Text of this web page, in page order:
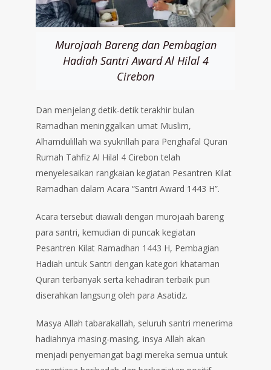
Murojaah Bareng dan Pembagian
Hadiah Santri Award Al Hilal 4
Cirebon
Dan menjelang detik-detik terakhir bulan
Ramadhan meninggalkan umat Muslim,
Alhamdulillah wa syukrillah para Penghafal Quran
Rumah Tahfiz Al Hilal 4 Cirebon telah
menyelesaikan rangkaian kegiatan Pesantren Kilat
Ramadhan dalam Acara “Santri Award 1443 H”.
Acara tersebut diawali dengan murojaah bareng
para santri, kemudian di puncak kegiatan
Pesantren Kilat Ramadhan 1443 H, Pembagian
Hadiah untuk Santri dengan kategori khataman
Quran terbanyak serta kehadiran terbaik pun
diserahkan langsung oleh para Asatidz.
Masya Allah tabarakallah, seluruh santri menerima
hadiahnya masing-masing, insya Allah akan
menjadi penyemangat bagi mereka semua untuk